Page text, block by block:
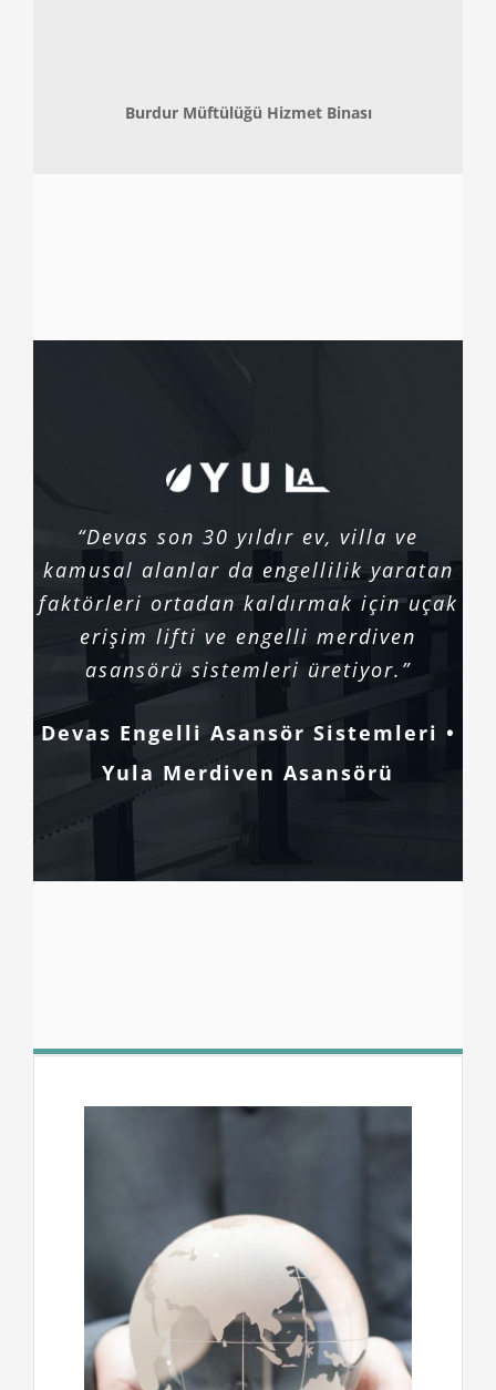
Burdur Müftülüğü Hizmet Binası
“Devas son 30 yıldır ev, villa ve
kamusal alanlar da engellilik yaratan
faktörleri ortadan kaldırmak için uçak
erişim lifti ve engelli merdiven
asansörü sistemleri üretiyor.”
Devas Engelli Asansör Sistemleri •
Yula Merdiven Asansörü